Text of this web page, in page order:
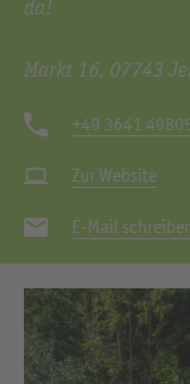
da!
Markt 16, 07743
+49 3641
Zur Website
E-Mail